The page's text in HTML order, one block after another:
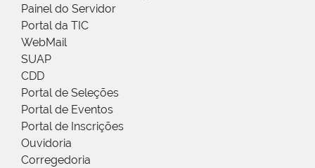
Painel do Servidor
Portal da TIC
WebMail
SUAP
CDD
Portal de Seleções
Portal de Eventos
Portal de Inscrições
Ouvidoria
Corregedoria